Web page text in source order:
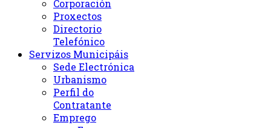
Corporación
Proxectos
Directorio
Telefónico
Servizos Municipáis
Sede Electrónica
Urbanismo
Perfil do
Contratante
Emprego